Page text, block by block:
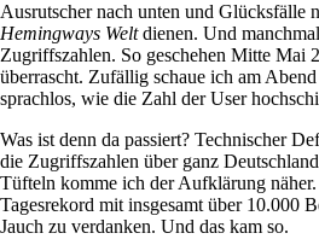
Ausrutscher nach unten und Glücksfälle
Hemingways Weltdienen. Und
Zugriffszahlen. So geschehen Mitte Mai
überrascht. Zufällig schaue ich am
sprachlos, wie die Zahl der User
Was ist denn da passiert? Technischer
die Zugriffszahlen über ganz
Tüfteln komme ich der Aufklärung näher.
Tagesrekord mit insgesamt über 10.000
Jauch zu verdanken. Und das kam so.